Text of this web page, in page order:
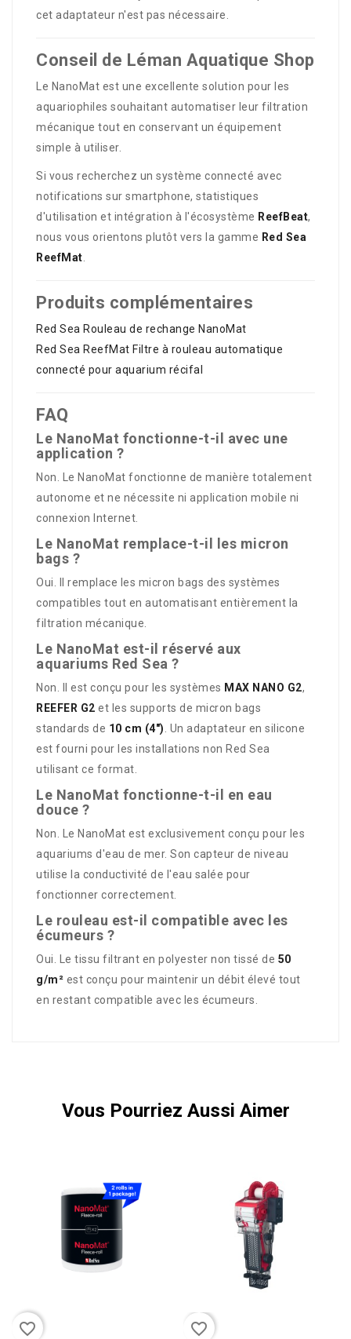
cet adaptateur n'est pas nécessaire.
Conseil de Léman Aquatique Shop
Le NanoMat est une excellente solution pour les
aquariophiles souhaitant automatiser leur filtration
mécanique tout en conservant un équipement
simple à utiliser.
Si vous recherchez un système connecté avec
notifications sur smartphone, statistiques
d'utilisation et intégration à l'écosystème ReefBeat,
nous vous orientons plutôt vers la gamme Red Sea
ReefMat
Produits complémentaires
Red Sea Rouleau de rechange NanoMat
Red Sea ReefMat Filtre à rouleau automatique
connecté pour aquarium récifal
FAQ
Le NanoMat fonctionne-t-il avec une
application ?
Non. Le NanoMat fonctionne de manière totalement
autonome et ne nécessite ni application mobile ni
connexion Internet.
Le NanoMat remplace-t-il les micron
bags ?
Oui. Il remplace les micron bags des systèmes
compatibles tout en automatisant entièrement la
filtration mécanique.
Le NanoMat est-il réservé aux
aquariums Red Sea ?
Non. Il est conçu pour les systèmes MAX NANO G2,
REEFER G2 et les supports de micron bags
standards de 10 cm (4") . Un adaptateur en silicone
est fourni pour les installations non Red Sea
utilisant ce format.
Le NanoMat fonctionne-t-il en eau
douce ?
Non. Le NanoMat est exclusivement conçu pour les
aquariums d'eau de mer. Son capteur de niveau
utilise la conductivité de l'eau salée pour
fonctionner correctement.
Le rouleau est-il compatible avec les
écumeurs ?
Oui. Le tissu filtrant en polyester non tissé de 50
g/m² est conçu pour maintenir un débit élevé tout
en restant compatible avec les écumeurs.
Vous Pourriez Aussi Aimer
favorite_border favorite_border